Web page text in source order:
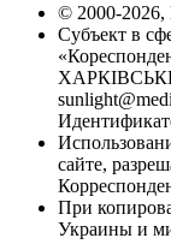
© 2000-2026,
Субъект в
ХАРКІВСЬКЕ
сайте,
При
Украины и